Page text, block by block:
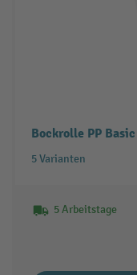
Bockrolle PP Basic
5 Varianten
5 Arbeitstage